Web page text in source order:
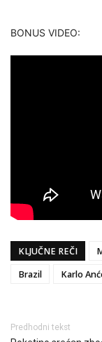
BONUS VIDEO:
KLJUČNE REČI
Brazil
Karlo
Predhodni tekst